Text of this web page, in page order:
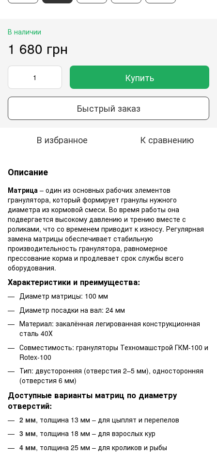
В наличии
1 680 грн
Купить
Быстрый заказ
В избранное К сравнению
Описание
Матрица – один из основных рабочих элементов
гранулятора, который формирует гранулы нужного
диаметра из кормовой смеси. Во время работы она
подвергается высокому давлению и трению вместе с
роликами, что со временем приводит к износу. Регулярная
замена матрицы обеспечивает стабильную
производительность гранулятора, равномерное
прессование корма и продлевает срок службы всего
оборудования.
Характеристики и преимущества:
Диаметр матрицы: 100 мм
Диаметр посадки на вал: 24 мм
Материал: закалённая легированная конструкционная
сталь 40Х
Совместимость: грануляторы Техномашстрой ГКМ-100 и
Rotex-100
Тип: двусторонняя (отверстия 2–5 мм), односторонняя
(отверстия 6 мм)
Доступные варианты матриц по диаметру
отверстий:
2 мм, толщина 13 мм – для цыплят и перепелов
3 мм, толщина 18 мм – для взрослых кур
4 мм, толщина 25 мм – для кроликов и рыбы